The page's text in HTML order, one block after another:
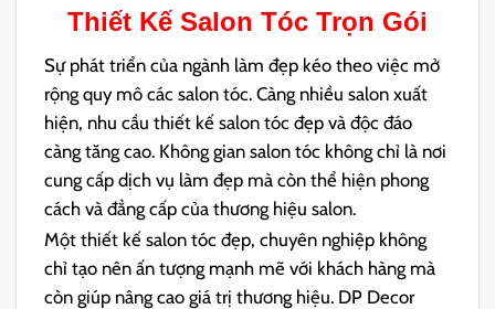
Thiết Kế Salon Tóc Trọn Gói
Sự phát triển của ngành làm đẹp kéo theo việc mở
rộng quy mô các salon tóc. Càng nhiều salon xuất
hiện, nhu cầu thiết kế salon tóc đẹp và độc đáo
càng tăng cao. Không gian salon tóc không chỉ là nơi
cung cấp dịch vụ làm đẹp mà còn thể hiện phong
cách và đẳng cấp của thương hiệu salon.
Một thiết kế salon tóc đẹp, chuyên nghiệp không
chỉ tạo nên ấn tượng mạnh mẽ với khách hàng mà
còn giúp nâng cao giá trị thương hiệu. DP Decor